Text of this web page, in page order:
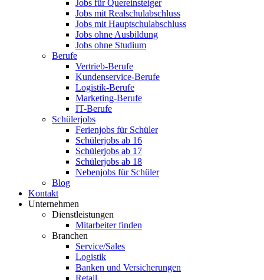
Jobs für Quereinsteiger
Jobs mit Realschulabschluss
Jobs mit Hauptschulabschluss
Jobs ohne Ausbildung
Jobs ohne Studium
Berufe
Vertrieb-Berufe
Kundenservice-Berufe
Logistik-Berufe
Marketing-Berufe
IT-Berufe
Schülerjobs
Ferienjobs für Schüler
Schülerjobs ab 16
Schülerjobs ab 17
Schülerjobs ab 18
Nebenjobs für Schüler
Blog
Kontakt
Unternehmen
Dienstleistungen
Mitarbeiter finden
Branchen
Service/Sales
Logistik
Banken und Versicherungen
Retail